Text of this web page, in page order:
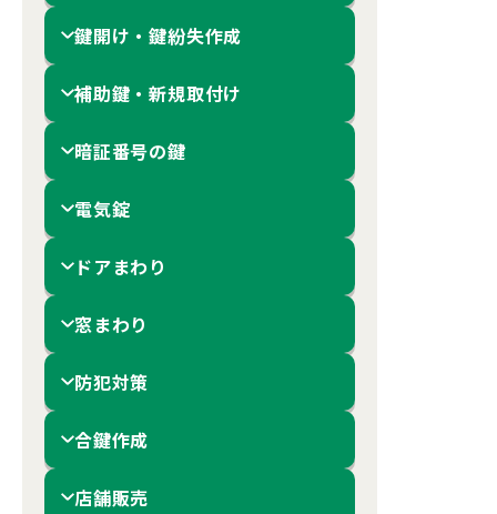
鍵開け・鍵紛失作成
補助鍵・新規取付け
暗証番号の鍵
電気錠
ドアまわり
窓まわり
防犯対策
合鍵作成
店舗販売